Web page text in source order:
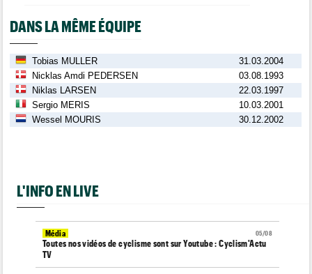
DANS LA MÊME ÉQUIPE
Tobias MULLER
31.03.2004
Nicklas Amdi PEDERSEN
03.08.1993
Niklas LARSEN
22.03.1997
Sergio MERIS
10.03.2001
Wessel MOURIS
30.12.2002
L'INFO EN LIVE
05/08
Média
Toutes nos vidéos de cyclisme sont sur Youtube : Cyclism'Actu
TV